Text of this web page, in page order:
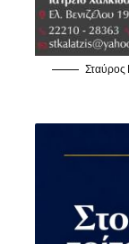
Σταύρος